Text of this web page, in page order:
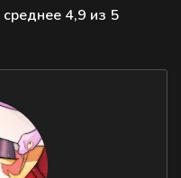
среднее 4,9 из 5